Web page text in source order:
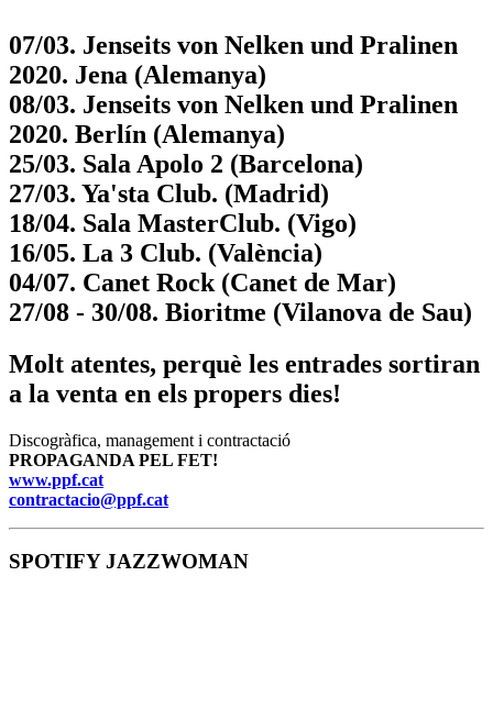
07/03. Jenseits von Nelken und Pralinen
2020. Jena (Alemanya)
08/03. Jenseits von Nelken und Pralinen
2020. Berlín (Alemanya)
25/03. Sala Apolo 2 (Barcelona)
27/03. Ya'sta Club. (Madrid)
18/04. Sala MasterClub. (Vigo)
16/05. La 3 Club. (València)
04/07. Canet Rock (Canet de Mar)
27/08 - 30/08. Bioritme (Vilanova de Sau)
Molt atentes, perquè les entrades sortiran
a la venta en els propers dies!
Discogràfica, management i contractació
PROPAGANDA PEL FET!
www.ppf.cat
contractacio@ppf.cat
SPOTIFY JAZZWOMAN